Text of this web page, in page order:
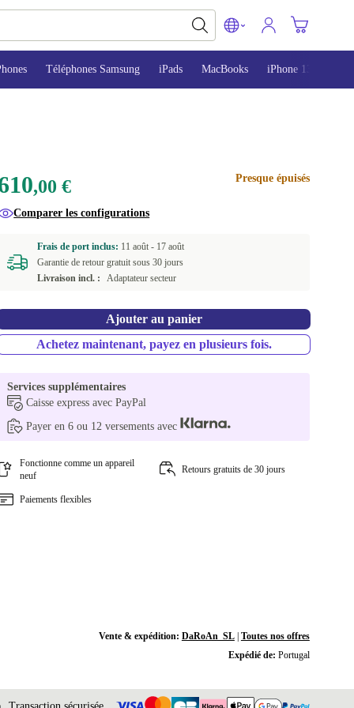
Téléphones Samsung iPads MacBooks iPhone 13
,00 € Presque épuisés
Comparer les configurations
Frais de port inclus: 11 août - 17 août
Garantie de retour gratuit sous 30 jours
Livraison incl. :
Adaptateur secteur
Ajouter au panier
Achetez maintenant, payez en plusieurs fois.
Services supplémentaires
Caisse express avec PayPal
Payer en 6 ou 12 versements avec
Fonctionne comme un appareil
neuf
Retours gratuits de 30 jours
Paiements flexibles
Vente & expédition: DaRoAn_SL| Toutes nos offres
Expédié de: Portugal